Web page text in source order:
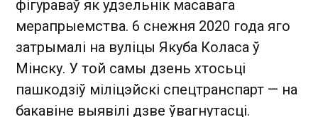
фігураваў як удзельнік масавага
мерапрыемства. 6 снежня 2020 года яго
затрымалі на вуліцы Якуба Коласа ў
Мінску. У той самы дзень хтосьці
пашкодзіў міліцэйскі спецтранспарт — на
бакавіне выявілі дзве ўвагнутасці.